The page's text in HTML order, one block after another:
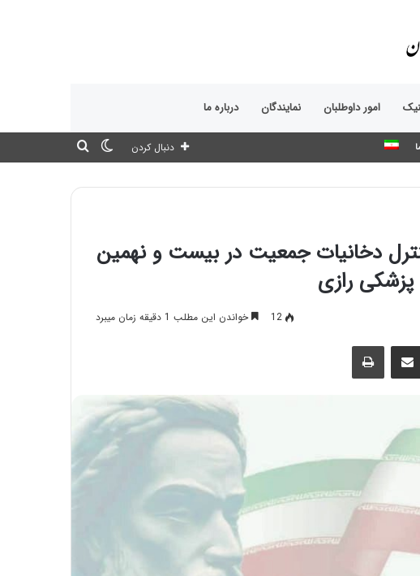
امور داوطلبان نمایندگان درباره ما
تغییر
دنبال کردن
دخانیات جمعیت در بیست و نهمین
پزشکی رازی
12 خواندن این مطلب 1 دقیقه زمان میبرد
اشتراک گذاری از طریق ایمیل